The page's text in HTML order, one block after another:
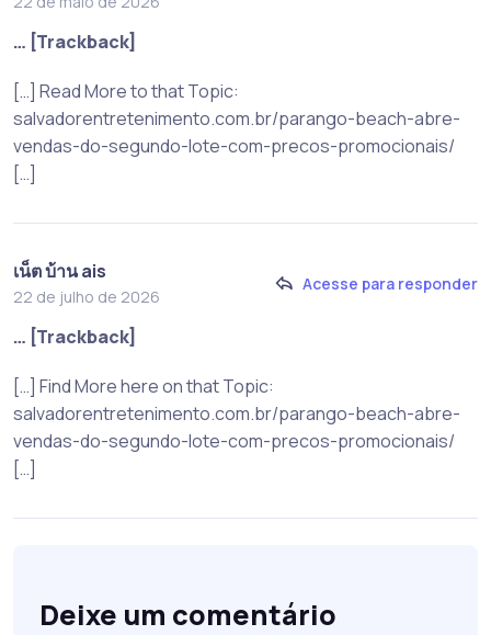
… [Trackback]
[…] Read More to that Topic:
salvadorentretenimento.com.br/parango-beach-abre-
vendas-do-segundo-lote-com-precos-promocionais/
[…]
เน็ต บ้าน ais
22 de julho de 2026
Acesse para responder
… [Trackback]
[…] Find More here on that Topic:
salvadorentretenimento.com.br/parango-beach-abre-
vendas-do-segundo-lote-com-precos-promocionais/
[…]
Deixe um comentário